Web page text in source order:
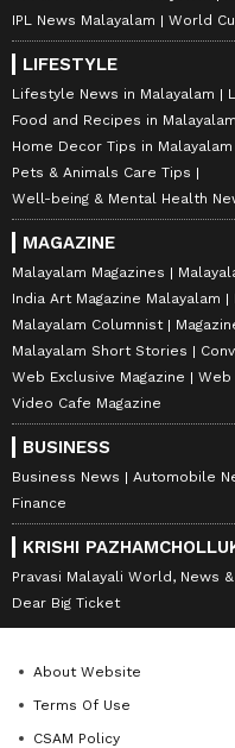
IPL News Malayalam
World
LIFESTYLE
Lifestyle News in Malayalam
Food and Recipes in Malayalam
Home Decor Tips in Malayalam
Pets & Animals Care Tips
Well-being & Mental Health
MAGAZINE
Malayalam Magazines
India Art Magazine Malayalam
Malayalam Columnist
Malayalam Short Stories
Web Exclusive Magazine
Web
Video Cafe Magazine
BUSINESS
Business News Automobile
Finance
KRISHI
Pravasi Malayali World, News
Dear Big Ticket
About Website
Terms Of Use
CSAM Policy